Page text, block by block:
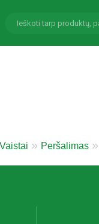
Vaistai Peršalimas